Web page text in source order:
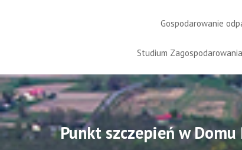
Gospodarowanie
Studium
Punkt szczepień w